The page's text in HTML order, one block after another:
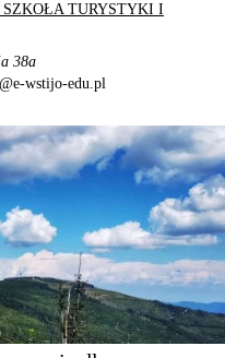
TURYSTYKI I
38a
wstijo-edu.pl